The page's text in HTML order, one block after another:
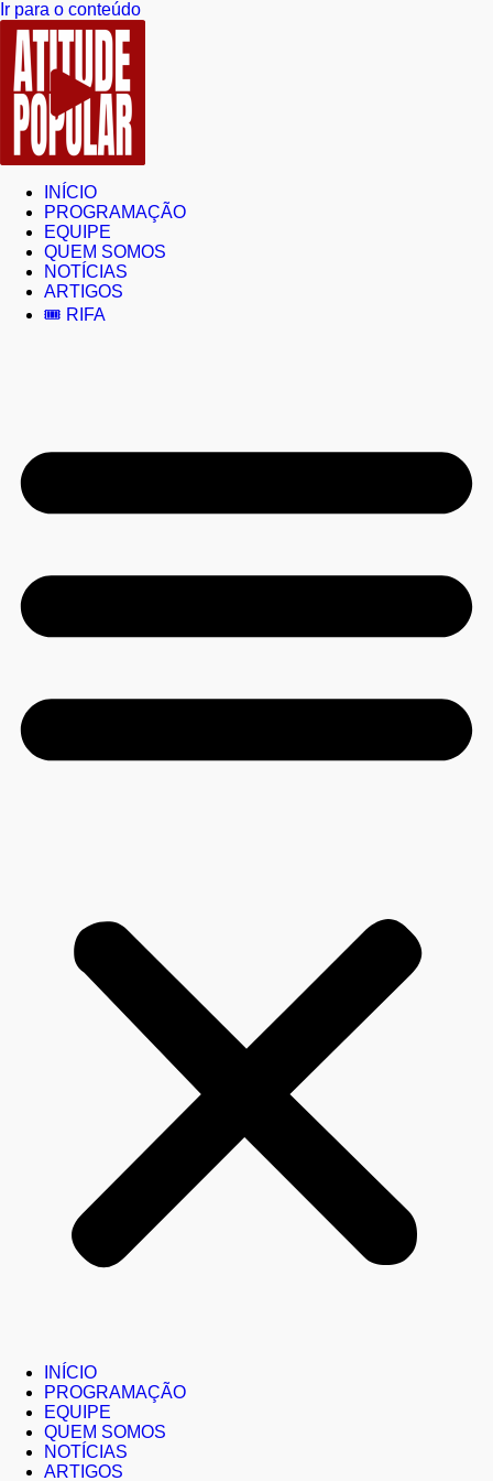
Ir para o conteúdo
INÍCIO
PROGRAMAÇÃO
EQUIPE
QUEM SOMOS
NOTÍCIAS
ARTIGOS
🎟️ RIFA
INÍCIO
PROGRAMAÇÃO
EQUIPE
QUEM SOMOS
NOTÍCIAS
ARTIGOS